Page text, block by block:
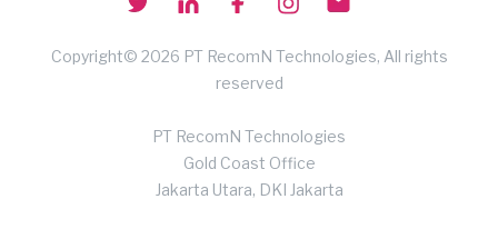
Copyright© 2026 PT RecomN Technologies, All rights
reserved
PT RecomN Technologies
Gold Coast Office
Jakarta Utara, DKI Jakarta